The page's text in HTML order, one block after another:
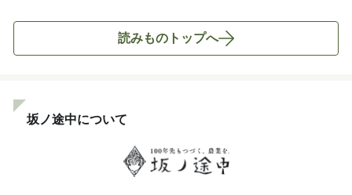
読みものトップへ
坂ノ途中について